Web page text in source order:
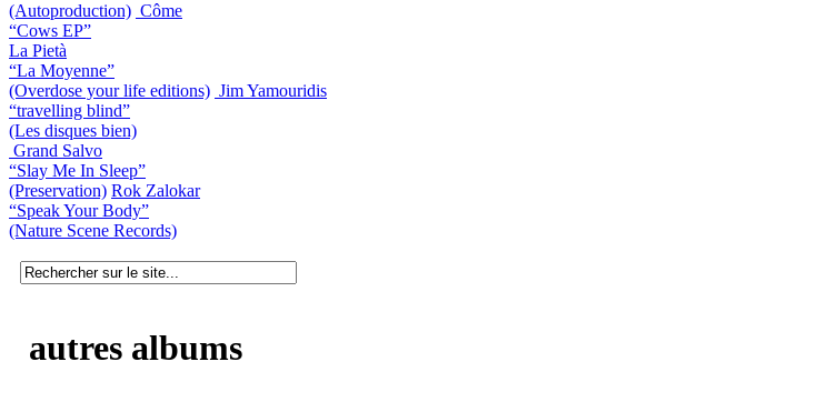
(Autoproduction) Côme
“Cows EP”
La Pietà
“La Moyenne”
(Overdose your life editions) Jim Yamouridis
“travelling blind”
(Les disques bien)
Grand Salvo
“Slay Me In Sleep”
(Preservation) Rok Zalokar
“Speak Your Body”
(Nature Scene Records)
autres albums